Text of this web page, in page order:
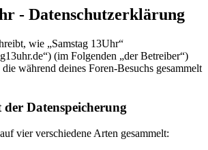
- Datenschutzerklärung
wie „Samstag 13Uhr“
(im Folgenden „der Betreiber“)
während deines Foren-Besuchs gesammelt
Datenspeicherung
vier verschiedene Arten gesammelt: